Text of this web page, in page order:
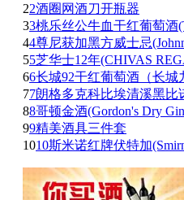
22酒圈网酒刀开瓶器
33桃乐丝公牛血干红葡萄酒
44尊尼获加黑方威士忌
55芝华士12年(CHIVAS
66长城92干红葡萄酒（长城
77朗格多克科比埃清溪黑比
88哥顿金酒(Gordon's Dry
99精美酒具三件套
1010斯米诺红牌伏特加